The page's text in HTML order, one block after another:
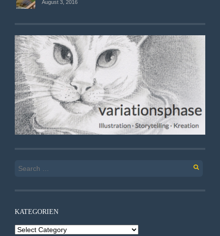
August 3, 2016
Search
KATEGORIEN
Kategorien